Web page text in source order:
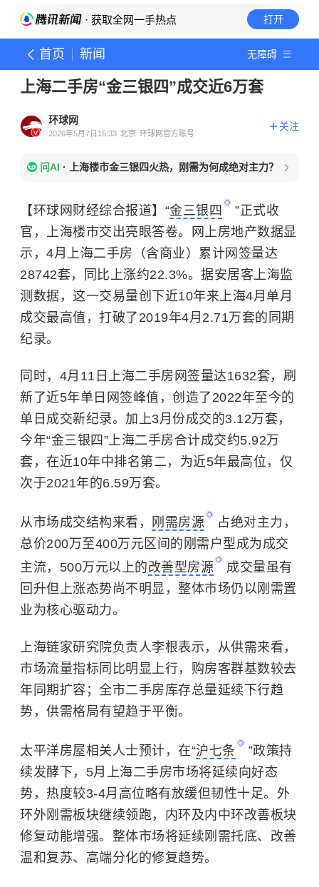
· 获取全网一手热点 打开
首页 新闻 无障碍
上海二手房“金三银四”成交近6万套
环球网
2026年5月7日16:33 北京 环球网官方账号
关注
问AI · 上海楼市金三银四火热，刚需为何成绝对主力？
【环球网财经综合报道】“金三银四
”正式收
官，上海楼市交出亮眼答卷。网上房地产数据显
示，4月上海二手房（含商业）累计网签量达
28742套，同比上涨约22.3%。据安居客上海监
测数据，这一交易量创下近10年来上海4月单月
成交最高值，打破了2019年4月2.71万套的同期
纪录。
同时，4月11日上海二手房网签量达1632套，刷
新了近5年单日网签峰值，创造了2022年至今的
单日成交新纪录。加上3月份成交的3.12万套，
今年“金三银四”上海二手房合计成交约5.92万
套，在近10年中排名第二，为近5年最高位，仅
次于2021年的6.59万套。
从市场成交结构来看， 刚需房源
占绝对主力，
总价200万至400万元区间的刚需户型成为成交
主流，500万元以上的改善型房源
成交量虽有
回升但上涨态势尚不明显，整体市场仍以刚需置
业为核心驱动力。
上海链家研究院负责人李根表示，从供需来看，
市场流量指标同比明显上行，购房客群基数较去
年同期扩容；全市二手房库存总量延续下行趋
势，供需格局有望趋于平衡。
太平洋房屋相关人士预计，在“沪七条
”政策持
续发酵下，5月上海二手房市场将延续向好态
势，热度较3-4月高位略有放缓但韧性十足。外
环外刚需板块继续领跑，内环及内中环改善板块
修复动能增强。整体市场将延续刚需托底、改善
温和复苏、高端分化的修复趋势。